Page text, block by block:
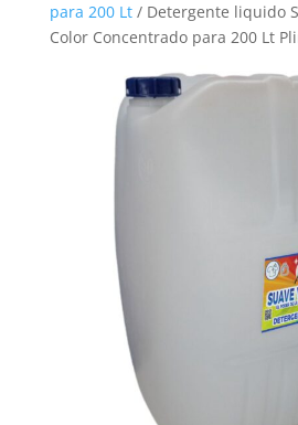
para 200 Lt/ Detergente liquido
Color Concentrado para 200 Lt